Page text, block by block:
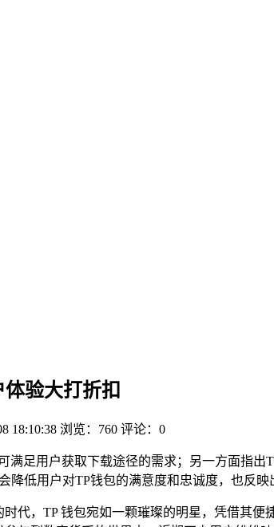
验大打折扣
18:10:38 浏览：760 评论：0
满足用户获取下载途径的需求；另一方面指出
低用户对TP钱包的满意度和忠诚度，也反映
代，TP 钱包宛如一颗璀璨的明星，凭借其